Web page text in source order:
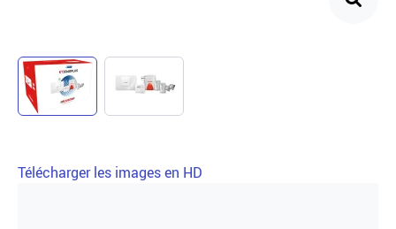
Télécharger les images en HD